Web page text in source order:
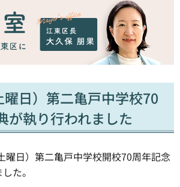
日）第二亀戸中学校70
が執り行われました
曜日）第二亀戸中学校開校70周年記念
た。